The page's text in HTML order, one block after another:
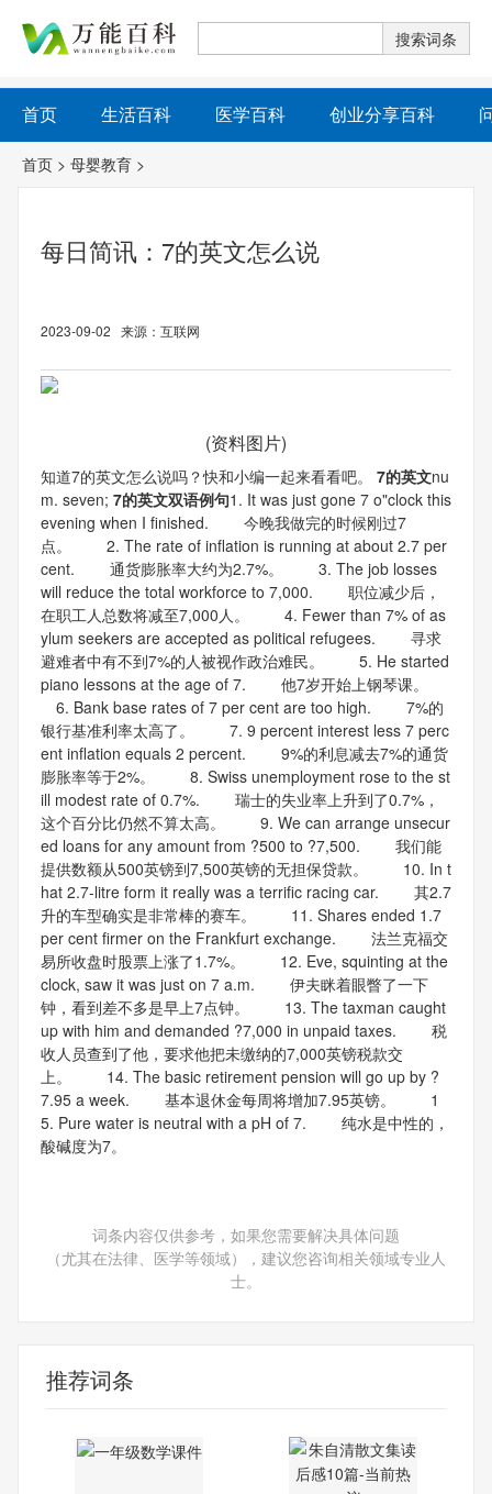
首页 生活百科 医学百科 创业分享百科
首页 > 母婴教育 >
每日简讯：7的英文怎么说
2023-09-02 来源：互联网
(资料图片)
知道7的英文怎么说吗？快和小编一起来看看吧。 7的英文nu
m. seven; 7的英文双语例句1. It was just gone 7 o"clock this
evening when I finished. 今晚我做完的时候刚过7
点。 2. The rate of inflation is running at about 2.7 per
cent. 通货膨胀率大约为2.7%。 3. The job losses
will reduce the total workforce to 7,000. 职位减少后，
在职工人总数将减至7,000人。 4. Fewer than 7% of as
ylum seekers are accepted as political refugees. 寻求
避难者中有不到7%的人被视作政治难民。 5. He started
piano lessons at the age of 7. 他7岁开始上钢琴课。
6. Bank base rates of 7 per cent are too high. 7%的
银行基准利率太高了。 7. 9 percent interest less 7 perc
ent inflation equals 2 percent. 9%的利息减去7%的通货
膨胀率等于2%。 8. Swiss unemployment rose to the st
ill modest rate of 0.7%. 瑞士的失业率上升到了0.7%，
这个百分比仍然不算太高。 9. We can arrange unsecur
ed loans for any amount from ?500 to ?7,500. 我们能
提供数额从500英镑到7,500英镑的无担保贷款。 10. In t
hat 2.7-litre form it really was a terrific racing car. 其2.7
升的车型确实是非常棒的赛车。 11. Shares ended 1.7
per cent firmer on the Frankfurt exchange. 法兰克福交
易所收盘时股票上涨了1.7%。 12. Eve, squinting at the
clock, saw it was just on 7 a.m. 伊夫眯着眼瞥了一下
钟，看到差不多是早上7点钟。 13. The taxman caught
up with him and demanded ?7,000 in unpaid taxes. 税
收人员查到了他，要求他把未缴纳的7,000英镑税款交
上。 14. The basic retirement pension will go up by ?
7.95 a week. 基本退休金每周将增加7.95英镑。 1
5. Pure water is neutral with a pH of 7. 纯水是中性的，
酸碱度为7。
词条内容仅供参考，如果您需要解决具体问题
（尤其在法律、医学等领域），建议您咨询相关领域专业人
士。
推荐词条